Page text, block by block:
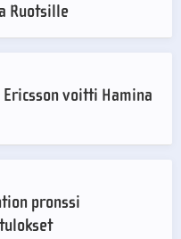
Ruotsille
Ericsson voitti Hamina
pronssi